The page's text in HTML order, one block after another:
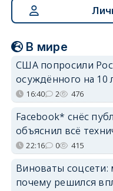
В мире
США попросили
осуждённого на 10
16:40 2 476
Facebook* снёс
объяснил всё
22:16 0 415
Виноваты соцсети:
почему решился